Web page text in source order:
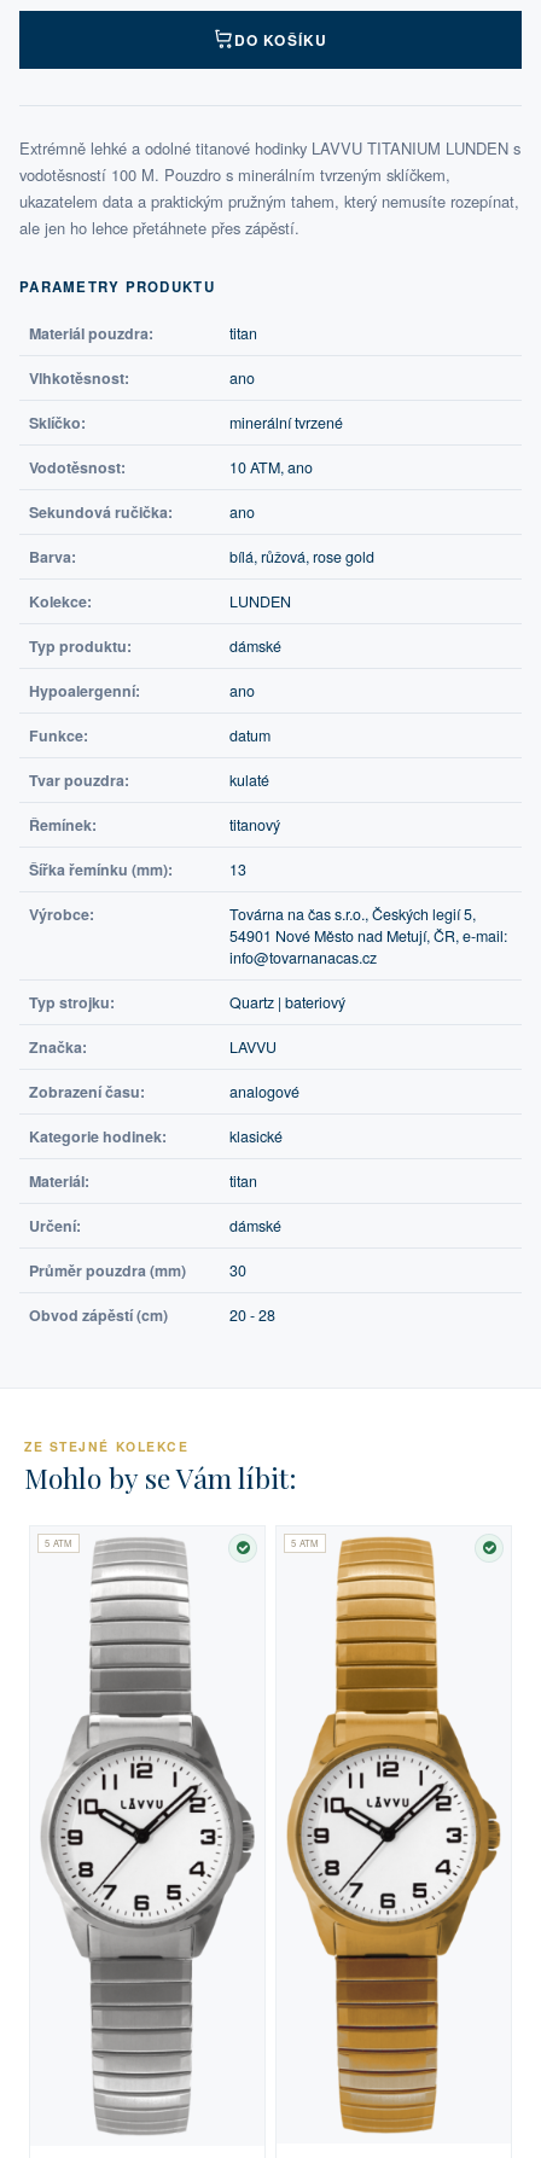
DO KOŠÍKU
Extrémně lehké a odolné titanové hodinky LAVVU TITANIUM LUNDEN s
vodotěsností 100 M. Pouzdro s minerálním tvrzeným sklíčkem,
ukazatelem data a praktickým pružným tahem, který nemusíte rozepínat,
ale jen ho lehce přetáhnete přes zápěstí.
PARAMETRY PRODUKTU
Materiál pouzdra: titan
Vlhkotěsnost: ano
Sklíčko: minerální tvrzené
Vodotěsnost: 10 ATM, ano
Sekundová ručička: ano
Barva: bílá, růžová, rose gold
Kolekce: LUNDEN
Typ produktu: dámské
Hypoalergenní: ano
Funkce: datum
Tvar pouzdra: kulaté
Řemínek: titanový
Šířka řemínku (mm): 13
Výrobce:
Továrna na čas s.r.o., Českých legií 5,
54901 Nové Město nad Metují, ČR, e-mail:
info@tovarnanacas.cz
Typ strojku: Quartz | bateriový
Značka: LAVVU
Zobrazení času: analogové
Kategorie hodinek: klasické
Materiál: titan
Určení: dámské
Průměr pouzdra (mm) 30
Obvod zápěstí (cm) 20 - 28
ZE STEJNÉ KOLEKCE
Mohlo by se Vám líbit:
5 ATM
SKLADEM
5 ATM